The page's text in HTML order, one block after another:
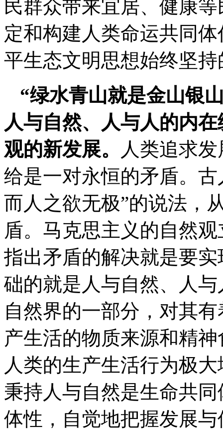
民群众带来宜居、健康
定和构建人类命运共同
平生态文明思想始终坚
“绿水青山就是金山银
人与自然、人与人的内
观的新发展。
人类追求
给是一对永恒的矛盾。
而人之欲无极”的说法，
盾。马克思主义的自然
指出矛盾的解决就是要
础的就是人与自然、人
自然界的一部分，对其
产生活的物质来源和精
人类的生产生活行为极
秉持人与自然是生命共
体性，自觉地把握发展